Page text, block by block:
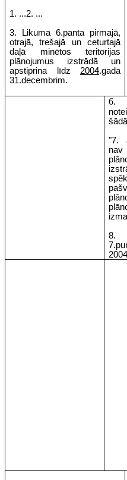
1. ...2. ...
3. Likuma 6.panta pirmajā,
otrajā, trešajā un ceturtajā
daļā minētos teritorijas
plānojumus izstrādā un
apstiprina līdz 2004.gada
31.decembrim.
6.
"7.
nav
8.